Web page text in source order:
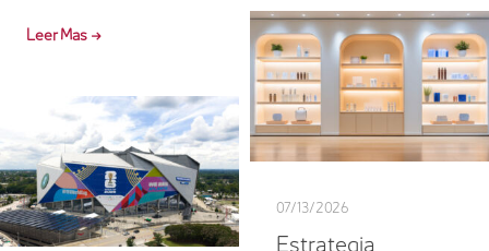
Leer Mas →
07/13/2026
Estrategia